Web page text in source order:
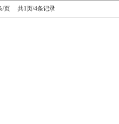
/页 共1页/4条记录